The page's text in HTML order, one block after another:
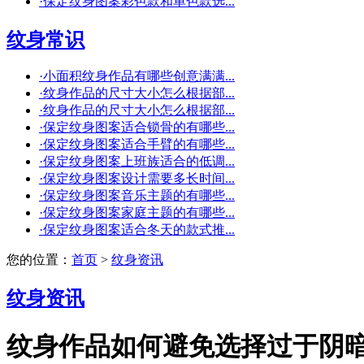
纹身常识
·小面积纹身作品有哪些创意满满...
·纹身作品的尺寸大小怎么根据部...
·纹身作品的尺寸大小怎么根据部...
·保定纹身图案适合锁骨的有哪些...
·保定纹身图案适合手臂的有哪些...
·保定纹身图案上班族适合的低调...
·保定纹身图案设计需要多长时间...
·保定纹身图案音乐主题的有哪些...
·保定纹身图案家庭主题的有哪些...
·保定纹身图案适合冬天的款式推...
您的位置： 首页 > 纹身资讯
纹身资讯
纹身作品如何避免选择过于阴